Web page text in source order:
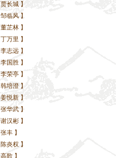
贾长城 】
邹临风 】
董芷林 】
丁万里 】
李志远 】
李国胜 】
李荣亭 】
韩培澄 】
姜悦新 】
张华武 】
谢汉彬 】
张丰 】
陈炎权 】
高歌 】